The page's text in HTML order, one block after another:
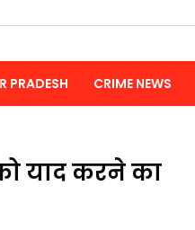
PRADESH CRIME NEWS
याद करने का